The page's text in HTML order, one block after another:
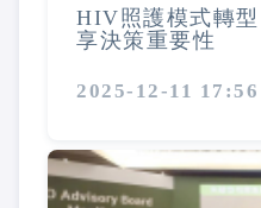
HIV照護模式轉
享決策重要性
2025-12-11 17:56